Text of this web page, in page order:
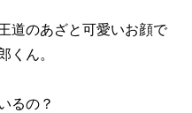
道のあざと可愛いお顔で
くん。
るの？